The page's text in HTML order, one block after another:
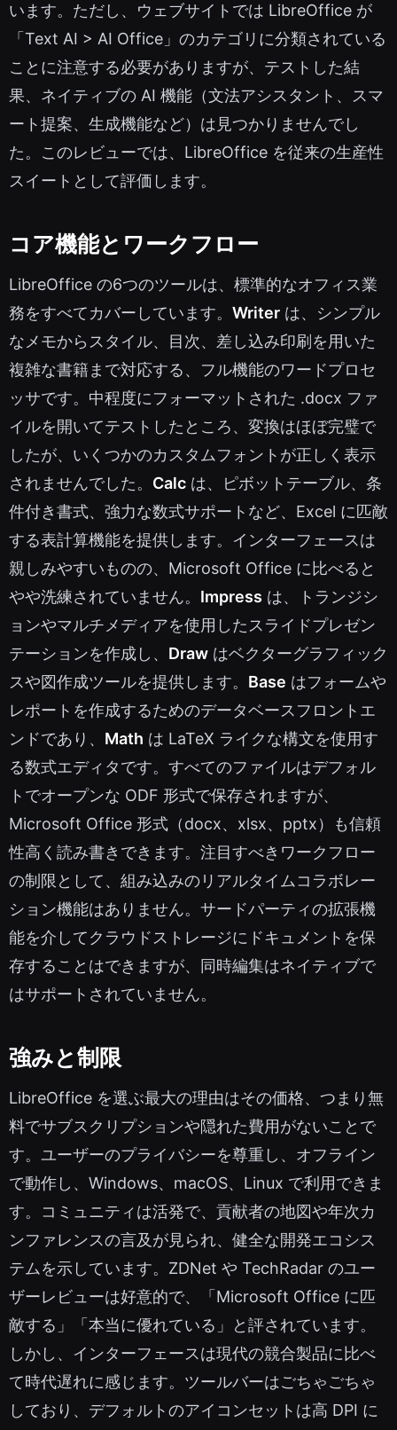
います。ただし、ウェブサイトでは LibreOffice が
「Text AI > AI Office」のカテゴリに分類されている
ことに注意する必要がありますが、テストした結
果、ネイティブの AI 機能（文法アシスタント、スマ
ート提案、生成機能など）は見つかりませんでし
た。このレビューでは、LibreOffice を従来の生産性
スイートとして評価します。
コア機能とワークフロー
LibreOffice の6つのツールは、標準的なオフィス業
務をすべてカバーしています。 Writer は、シンプル
なメモからスタイル、目次、差し込み印刷を用いた
複雑な書籍まで対応する、フル機能のワードプロセ
ッサです。中程度にフォーマットされた .docx ファ
イルを開いてテストしたところ、変換はほぼ完璧で
したが、いくつかのカスタムフォントが正しく表示
されませんでした。 Calc は、ピボットテーブル、条
件付き書式、強力な数式サポートなど、Excel に匹敵
する表計算機能を提供します。インターフェースは
親しみやすいものの、Microsoft Office に比べると
やや洗練されていません。 Impress は、トランジシ
ョンやマルチメディアを使用したスライドプレゼン
テーションを作成し、 Draw はベクターグラフィック
スや図作成ツールを提供します。 Base はフォームや
レポートを作成するためのデータベースフロントエ
ンドであり、 Math は LaTeX ライクな構文を使用す
る数式エディタです。すべてのファイルはデフォル
トでオープンな ODF 形式で保存されますが、
Microsoft Office 形式（docx、xlsx、pptx）も信頼
性高く読み書きできます。注目すべきワークフロー
の制限として、組み込みのリアルタイムコラボレー
ション機能はありません。サードパーティの拡張機
能を介してクラウドストレージにドキュメントを保
存することはできますが、同時編集はネイティブで
はサポートされていません。
強みと制限
LibreOffice を選ぶ最大の理由はその価格、つまり無
料でサブスクリプションや隠れた費用がないことで
す。ユーザーのプライバシーを尊重し、オフライン
で動作し、Windows、macOS、Linux で利用できま
す。コミュニティは活発で、貢献者の地図や年次カ
ンファレンスの言及が見られ、健全な開発エコシス
テムを示しています。ZDNet や TechRadar のユー
ザーレビューは好意的で、「Microsoft Office に匹
敵する」「本当に優れている」と評されています。
しかし、インターフェースは現代の競合製品に比べ
て時代遅れに感じます。ツールバーはごちゃごちゃ
しており、デフォルトのアイコンセットは高 DPI に